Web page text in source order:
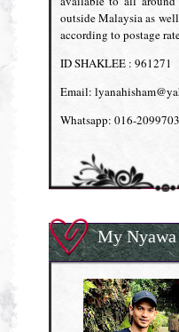
outside Malaysia as
according to postage
ID SHAKLEE : 961271
Email:
Whatsapp: 016-2099703
My